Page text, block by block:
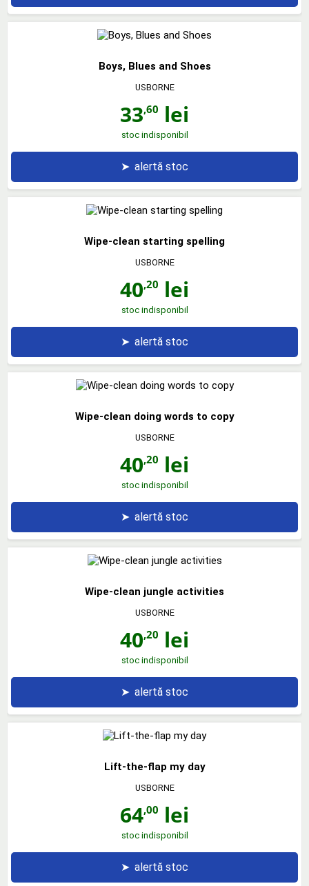
Boys, Blues and Shoes
USBORNE
33,60 lei
stoc indisponibil
➤ alertă stoc
Wipe-clean starting spelling
USBORNE
40,20 lei
stoc indisponibil
➤ alertă stoc
Wipe-clean doing words to copy
USBORNE
40,20 lei
stoc indisponibil
➤ alertă stoc
Wipe-clean jungle activities
USBORNE
40,20 lei
stoc indisponibil
➤ alertă stoc
Lift-the-flap my day
USBORNE
64,00 lei
stoc indisponibil
➤ alertă stoc